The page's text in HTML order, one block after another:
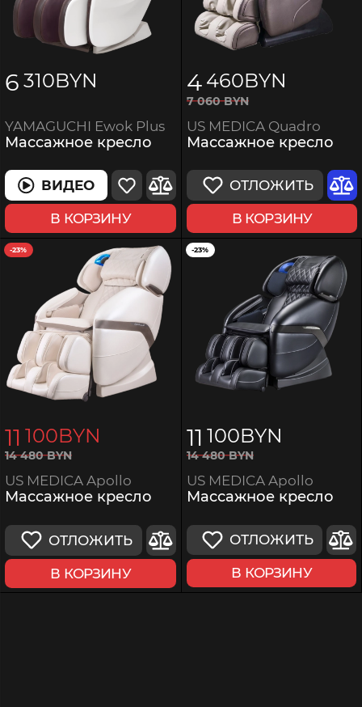
6 310BYN
YAMAGUCHI Ewok Plus
Массажное кресло
ВИДЕО
В КОРЗИНУ
4 460BYN
7 060BYN
US MEDICA Quadro
Массажное кресло
ОТЛОЖИТЬ
В КОРЗИНУ
-23%
11 100BYN
14 480BYN
US MEDICA Apollo
Массажное кресло
ОТЛОЖИТЬ
В КОРЗИНУ
-23%
11 100BYN
14 480BYN
US MEDICA Apollo
Массажное кресло
ОТЛОЖИТЬ
В КОРЗИНУ